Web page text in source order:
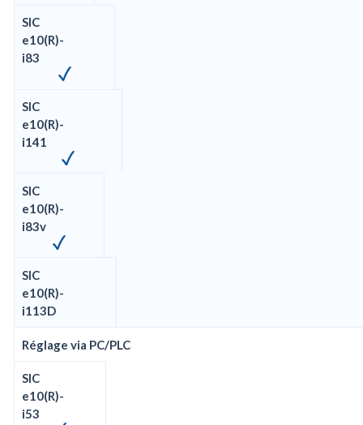
SIC
e10(R)-
i83
SIC
e10(R)-
i141
SIC
e10(R)-
i83v
SIC
e10(R)-
i113D
Réglage via PC/PLC
SIC
e10(R)-
i53